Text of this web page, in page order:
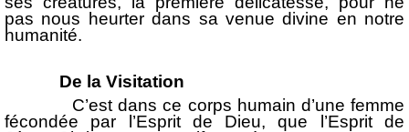
pas nous heurter dans sa venue divine en notre
humanité.
De la Visitation
C’est dans ce corps humain d’une femme
fécondée par l’Esprit de Dieu, que l’Esprit de